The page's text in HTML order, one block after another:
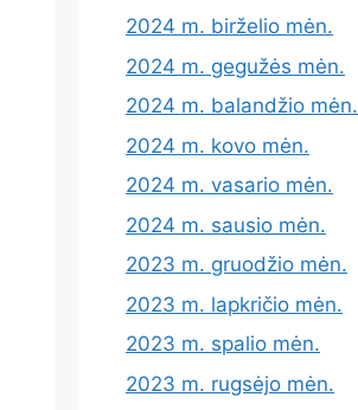
2024 m. birželio mėn.
2024 m. gegužės mėn.
2024 m. balandžio mėn.
2024 m. kovo mėn.
2024 m. vasario mėn.
2024 m. sausio mėn.
2023 m. gruodžio mėn.
2023 m. lapkričio mėn.
2023 m. spalio mėn.
2023 m. rugsėjo mėn.